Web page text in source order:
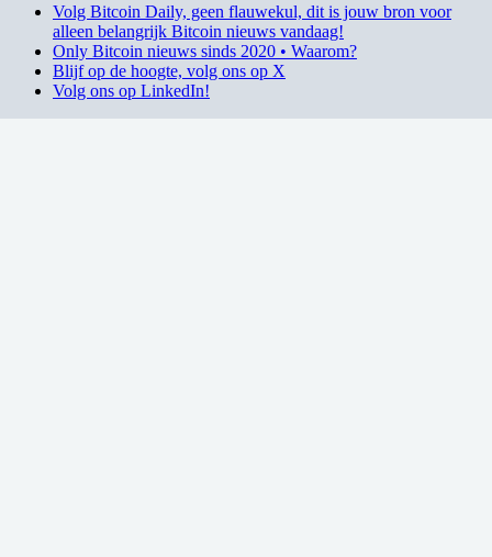
Volg Bitcoin Daily, geen flauwekul, dit is jouw bron voor
alleen belangrijk Bitcoin nieuws vandaag!
Only Bitcoin nieuws sinds 2020 • Waarom?
Blijf op de hoogte, volg ons op X
Volg ons op LinkedIn!